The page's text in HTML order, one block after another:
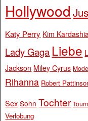
Hollywood
Katy Perry Kim
Lady Gaga Liebe
Jackson Miley Cyrus
Rihanna Robert
Sex Sohn Tochter
Verlobung